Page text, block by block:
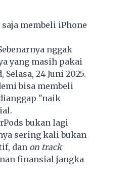
membeli iPhone
nggak
yang masih pakai
24 Juni 2025.
bisa membeli
"naik
bukan lagi
sering kali bukan
dan on track
finansial jangka